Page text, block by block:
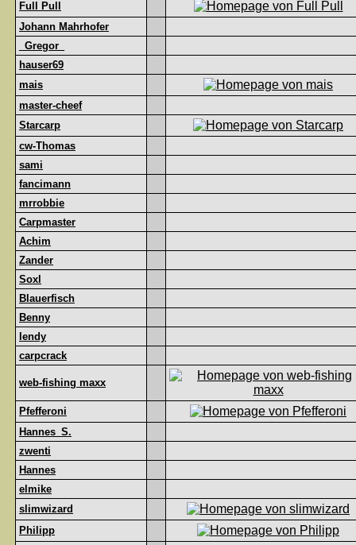
Full Pull
Johann Mahrhofer
_Gregor_
hauser69
mais
master-cheef
Starcarp
cw-Thomas
sami
fancimann
mrrobbie
Carpmaster
Achim
Zander
Soxl
Blauerfisch
Benny
lendy
carpcrack
web-fishing maxx
Pfefferoni
Hannes_S.
zwenti
Hannes
elmike
slimwizard
Philipp